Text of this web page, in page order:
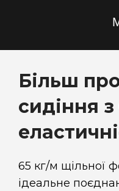
Більш
сидіння
65 кг/м щільної
ідеальне